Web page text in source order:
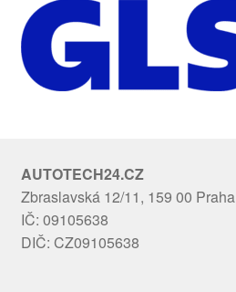
AUTOTECH24.CZ
Zbraslavská 12/11, 159 00 Praha
IČ: 09105638
DIČ: CZ09105638